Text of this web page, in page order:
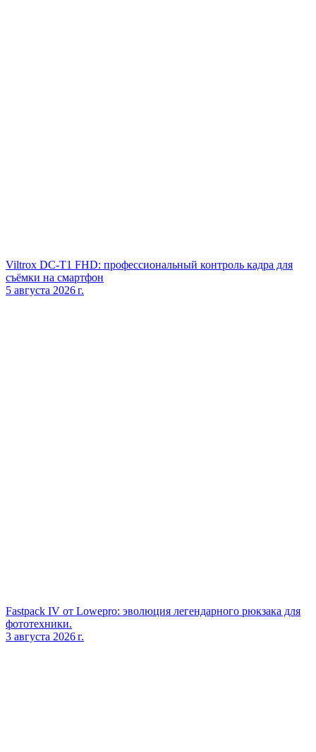
Viltrox DC‑T1 FHD: профессиональный контроль кадра для
съёмки на смартфон
5 августа 2026 г.
Fastpack IV от Lowepro: эволюция легендарного рюкзака для
фототехники.
3 августа 2026 г.